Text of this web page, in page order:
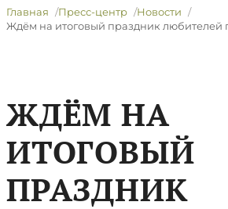
Главная Пресс-центр
Новости
​Ждём на итоговый праздник любителей
​ЖДЁМ НА
ИТОГОВЫЙ
ПРАЗДНИК